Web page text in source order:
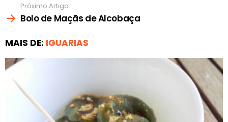
Próximo Artigo
Bolo de Maçãs de Alcobaça
MAIS DE: IGUARIAS